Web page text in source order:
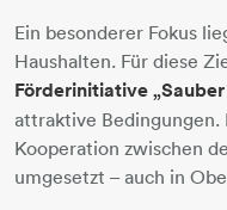
Ein besonderer Fokus
Haushalten. Für diese
Förderinitiative
attraktive
Kooperation zwischen
umgesetzt – auch in